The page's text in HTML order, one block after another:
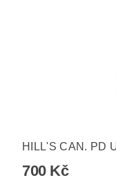
HILL'S CAN. PD
700 Kč